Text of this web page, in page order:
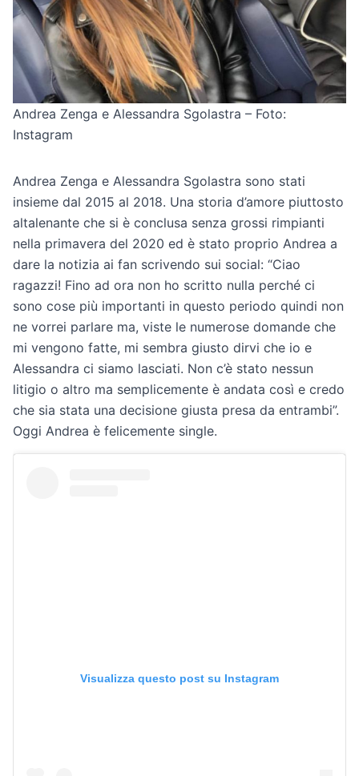
Andrea Zenga e Alessandra Sgolastra – Foto:
Instagram
Andrea Zenga e Alessandra Sgolastra sono stati
insieme dal 2015 al 2018. Una storia d’amore piuttosto
altalenante che si è conclusa senza grossi rimpianti
nella primavera del 2020 ed è stato proprio Andrea a
dare la notizia ai fan scrivendo sui social: “Ciao
ragazzi! Fino ad ora non ho scritto nulla perché ci
sono cose più importanti in questo periodo quindi non
ne vorrei parlare ma, viste le numerose domande che
mi vengono fatte, mi sembra giusto dirvi che io e
Alessandra ci siamo lasciati. Non c’è stato nessun
litigio o altro ma semplicemente è andata così e credo
che sia stata una decisione giusta presa da entrambi”.
Oggi Andrea è felicemente single.
Visualizza questo post su Instagram